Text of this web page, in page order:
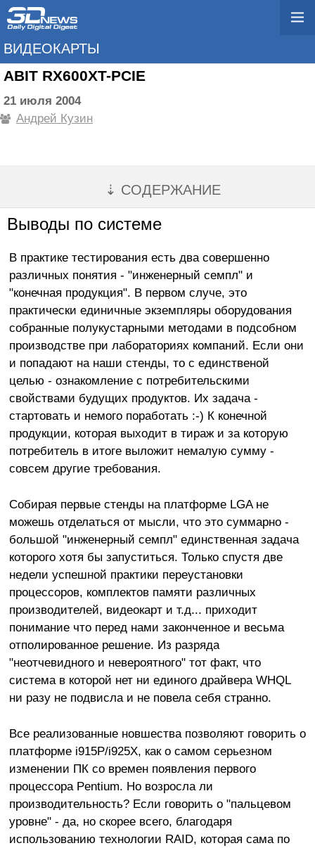
ВИДЕОКАРТЫ
ABIT RX600XT-PCIE
21 июля 2004
Андрей Кузин
⇣ СОДЕРЖАНИЕ
Выводы по системе
В практике тестирования есть два совершенно
различных понятия - "инженерный семпл" и
"конечная продукция". В первом случе, это
практически единичные экземпляры оборудования
собранные полукустарными методами в подсобном
производстве при лабораториях компаний. Если они
и попадают на наши стенды, то с единственой
целью - ознакомление с потребительскими
свойствами будущих продуктов. Их задача -
стартовать и немого поработать :-) К конечной
продукции, которая выходит в тираж и за которую
потребитель в итоге выложит немалую сумму -
совсем другие требования.
Собирая первые стенды на платформе LGA не
можешь отделаться от мысли, что это суммарно -
большой "инженерный семпл" единственная задача
которого хотя бы запуститься. Только спустя две
недели успешной практики переустановки
процессоров, комплектов памяти различных
производителей, видеокарт и т.д... приходит
понимание что перед нами законченное и весьма
отполированное решение. Из разряда
"неотчевидного и невероятного" тот факт, что
система в которой нет ни единого драйвера WHQL
ни разу не подвисла и не повела себя странно.
Все реализованные новшества позволяют говорить о
платформе i915P/i925X, как о самом серьезном
изменении ПК со времен появления первого
процессора Pentium. Но возросла ли
производительность? Если говорить о "пальцевом
уровне" - да, но скорее всего, благодаря
использованию технологии RAID, которая сама по